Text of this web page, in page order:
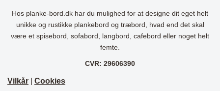
Hos planke-bord.dk har du mulighed for at designe dit eget helt
unikke og rustikke plankebord og træbord, hvad end det skal
være et spisebord, sofabord, langbord, cafebord eller noget helt
femte.
CVR: 29606390
Vilkår Cookies